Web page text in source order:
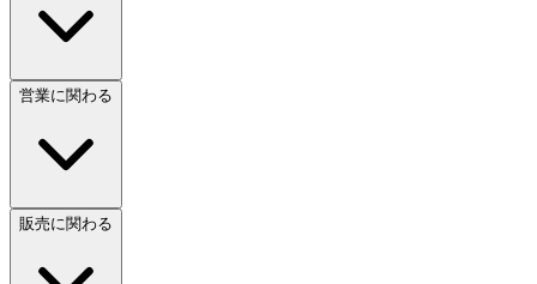
営業に関わる
販売に関わる